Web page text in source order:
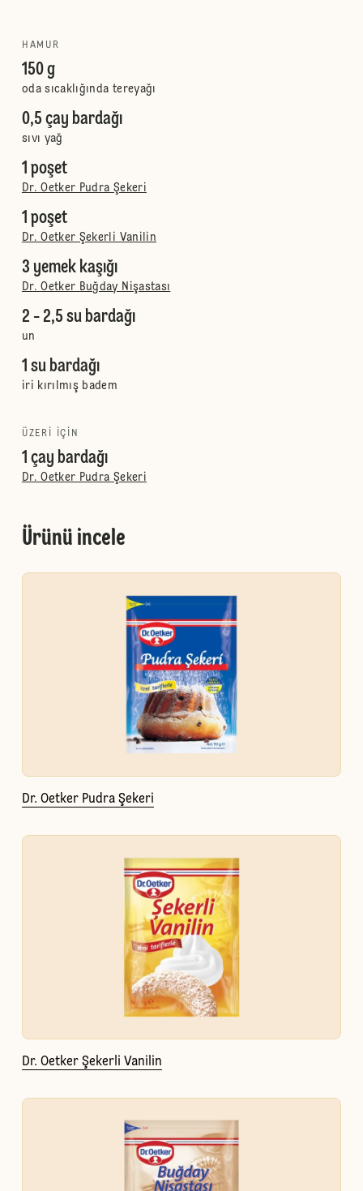
HAMUR
150 g
oda sıcaklığında tereyağı
0,5 çay bardağı
sıvı yağ
1 poşet
Dr. Oetker Pudra Şekeri
1 poşet
Dr. Oetker Şekerli Vanilin
3 yemek kaşığı
Dr. Oetker Buğday Nişastası
2 - 2,5 su bardağı
un
1 su bardağı
iri kırılmış badem
ÜZERI IÇIN
1 çay bardağı
Dr. Oetker Pudra Şekeri
Ürünü incele
Dr. Oetker Pudra Şekeri
Dr. Oetker Şekerli Vanilin